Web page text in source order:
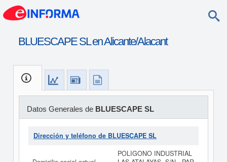
BLUESCAPE SL en Alicante/Alacant
Datos Generales de BLUESCAPE SL
Dirección y teléfono de BLUESCAPE SL
POLIGONO INDUSTRIAL